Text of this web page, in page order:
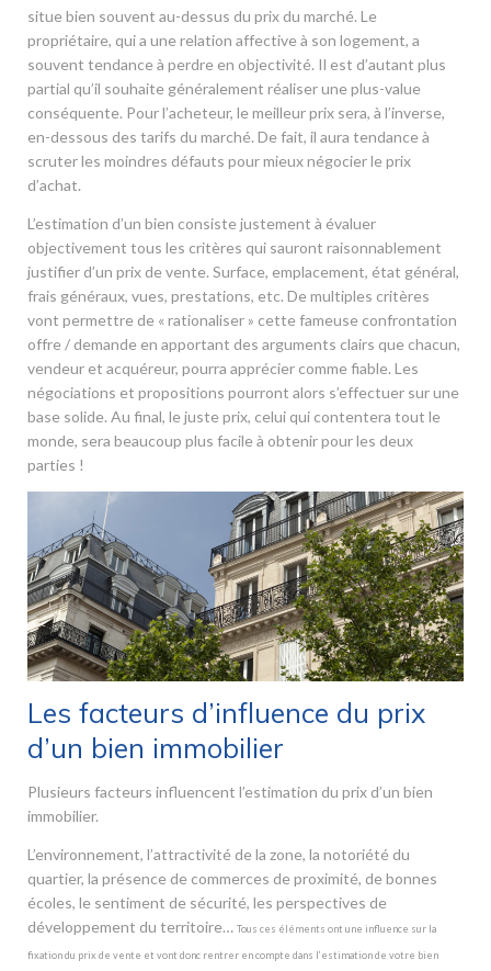
situe bien souvent au-dessus du prix du marché. Le
propriétaire, qui a une relation affective à son logement, a
souvent tendance à perdre en objectivité. Il est d’autant plus
partial qu’il souhaite généralement réaliser une plus-value
conséquente. Pour l’acheteur, le meilleur prix sera, à l’inverse,
en-dessous des tarifs du marché. De fait, il aura tendance à
scruter les moindres défauts pour mieux négocier le prix
d’achat.
L’estimation d’un bien consiste justement à évaluer
objectivement tous les critères qui sauront raisonnablement
justifier d’un prix de vente. Surface, emplacement, état général,
frais généraux, vues, prestations, etc. De multiples critères
vont permettre de « rationaliser » cette fameuse confrontation
offre / demande en apportant des arguments clairs que chacun,
vendeur et acquéreur, pourra apprécier comme fiable. Les
négociations et propositions pourront alors s’effectuer sur une
base solide. Au final, le juste prix, celui qui contentera tout le
monde, sera beaucoup plus facile à obtenir pour les deux
parties !
Les facteurs d’influence du prix
d’un bien immobilier
Plusieurs facteurs influencent l’estimation du prix d’un bien
immobilier.
L’environnement, l’attractivité de la zone, la notoriété du
quartier, la présence de commerces de proximité, de bonnes
écoles, le sentiment de sécurité, les perspectives de
développement du territoire… Tous ces éléments ont une influence sur la
fixation du prix de vente et vont donc rentrer en compte dans l’estimation de votre bien